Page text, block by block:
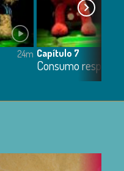
24m Capítulo 7
Consumo